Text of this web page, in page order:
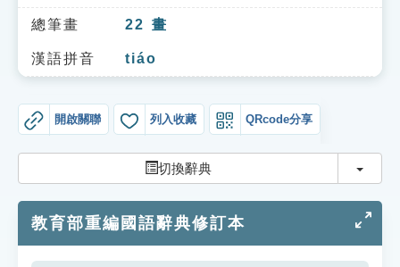
單字索引
生命大百科索引
遊戲專區
教學應用
貓頭鷹博士
總筆畫 22 畫
漢語拼音 tiáo
開啟關聯 列入收藏 QRcode分享
切換辭典 切換
教育部重編國語辭典修訂本